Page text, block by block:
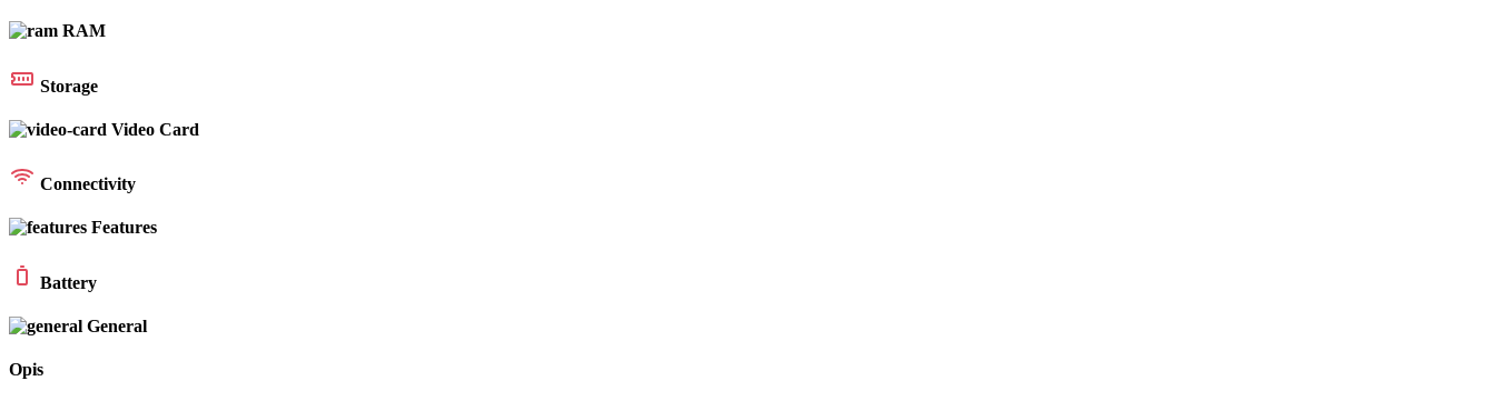
RAM
Storage
Video Card
Connectivity
Features
Battery
General
Opis